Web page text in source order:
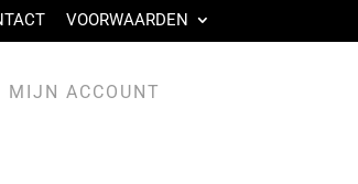
VOORWAARDEN
MIJN ACCOUNT